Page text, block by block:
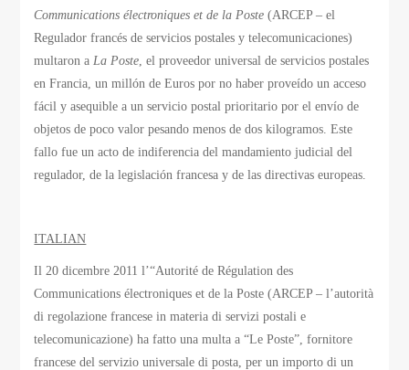
Communications électroniques et de la Poste (ARCEP – el
Regulador francés de servicios postales y telecomunicaciones)
multaron aLa Poste, el proveedor universal de servicios postales
en Francia, un millón de Euros por no haber proveído un acceso
fácil y asequible a un servicio postal prioritario por el envío de
objetos de poco valor pesando menos de dos kilogramos. Este
fallo fue un acto de indiferencia del mandamiento judicial del
regulador, de la legislación francesa y de las directivas europeas.
ITALIAN
Il 20 dicembre 2011 l’“Autorité de Régulation des
Communications électroniques et de la Poste (ARCEP – l’autorità
di regolazione francese in materia di servizi postali e
telecomunicazione) ha fatto una multa a “Le Poste”, fornitore
francese del servizio universale di posta, per un importo di un